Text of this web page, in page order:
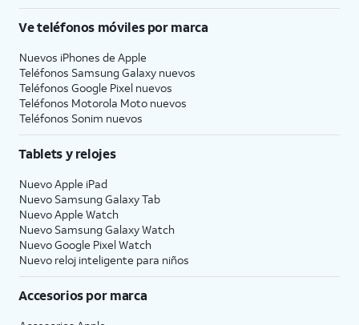
Ve teléfonos móviles por marca
Nuevos iPhones de Apple
Teléfonos Samsung Galaxy nuevos
Teléfonos Google Pixel nuevos
Teléfonos Motorola Moto nuevos
Teléfonos Sonim nuevos
Tablets y relojes
Nuevo Apple iPad
Nuevo Samsung Galaxy Tab
Nuevo Apple Watch
Nuevo Samsung Galaxy Watch
Nuevo Google Pixel Watch
Nuevo reloj inteligente para niños
Accesorios por marca